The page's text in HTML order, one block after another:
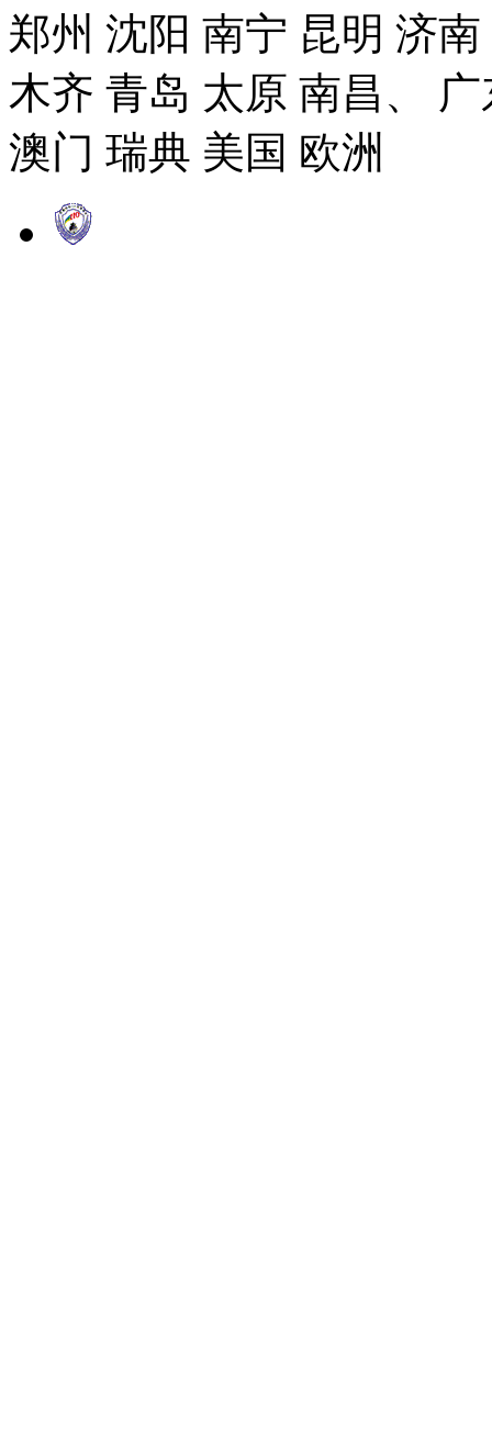
郑州 沈阳 南宁 昆明 济
木齐 青岛 太原 南昌、
澳门 瑞典 美国 欧洲